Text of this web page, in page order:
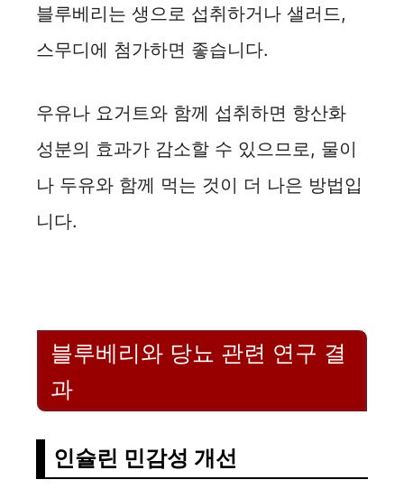
블루베리는 생으로 섭취하거나 샐러드,
스무디에 첨가하면 좋습니다.
우유나 요거트와 함께 섭취하면 항산화
성분의 효과가 감소할 수 있으므로, 물이
나 두유와 함께 먹는 것이 더 나은 방법입
니다.
블루베리와 당뇨 관련 연구 결
과
인슐린 민감성 개선